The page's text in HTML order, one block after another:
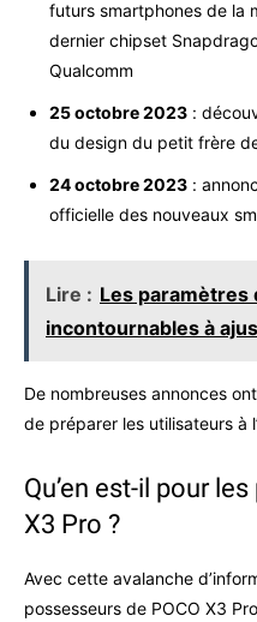
futurs smartphones de la
dernier chipset
Qualcomm
25 octobre 2023 :
du design du petit frère
24 octobre 2023 :
officielle des nouveaux
Lire : Les paramètres
incontournables à
De nombreuses annonces
de préparer les utilisateurs à
Qu’en est-il pour
X3 Pro ?
Avec cette avalanche
possesseurs de POCO X3